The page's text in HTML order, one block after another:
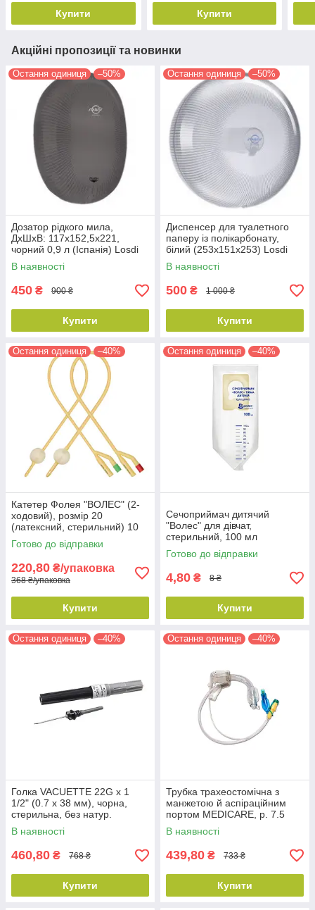
Купити Купити
Акційні пропозиції та новинки
Остання одиниця –50%
Дозатор рідкого мила,
ДхШхВ: 117x152,5x221,
чорний 0,9 л (Іспанія) Losdi
(CP-5003BL)
В наявності
450 ₴ 900 ₴
Купити
Остання одиниця –50%
Диспенсер для туалетного
паперу із полікарбонату,
білий (253x151x253) Losdi
(Іспанія)
В наявності
500 ₴ 1 000 ₴
Купити
Остання одиниця –40%
Катетер Фолея "ВОЛЕС" (2-
ходовий), розмір 20
(латексний, стерильний) 10
шт./уп.
Готово до відправки
220,80 ₴/упаковка
368 ₴/упаковка
Купити
Остання одиниця –40%
Сечоприймач дитячий
"Волес" для дівчат,
стерильний, 100 мл
Готово до відправки
4,80 ₴ 8 ₴
Купити
Остання одиниця –40%
Голка VACUETTE 22G х 1
1/2" (0.7 х 38 мм), чорна,
стерильна, без натур.
каучукового латексу (100 шт./
уп.)
В наявності
460,80 ₴ 768 ₴
Купити
Остання одиниця –40%
Трубка трахеостомічна з
манжетою й аспіраційним
портом MEDICARE, р. 7.5
В наявності
439,80 ₴ 733 ₴
Купити